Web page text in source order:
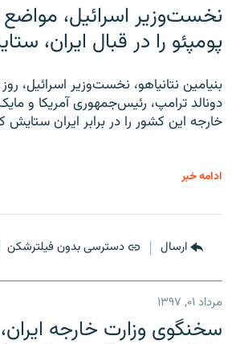
نخست‌وزیر اسرائیل،
پومپئو را در قبال ایران،
بنیامین نتانیاهو، نخست‌وزیر اسرائیل،
دونالد ترامپ، رئیس‌جمهوری آمریکا و
خارجه این کشور را در برابر ایران ستایش
ادامه خبر
ارسال دسترسی بدون فیلترشکن
مرداد ۰۱, ۱۳۹۷
سخنگوی وزارت خارجه